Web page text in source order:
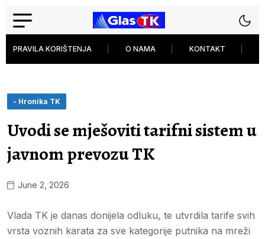
PRAVILA KORIŠTENJA O NAMA KONTAKT
- Hronika TK
Uvodi se mješoviti tarifni sistem u
javnom prevozu TK
June 2, 2026
Vlada TK je danas donijela odluku, te utvrdila tarife svih
vrsta voznih karata za sve kategorije putnika na mreži